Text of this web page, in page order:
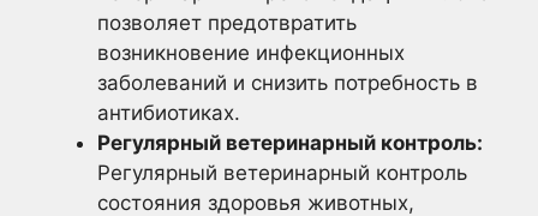
позволяет предотвратить
возникновение инфекционных
заболеваний и снизить потребность в
антибиотиках.
Регулярный ветеринарный контроль:
Регулярный ветеринарный контроль
состояния здоровья животных,